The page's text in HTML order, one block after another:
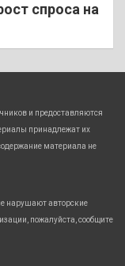
спроса на
и предоставляются
принадлежат их
материала не
нарушают авторские
пожалуйста, сообщите